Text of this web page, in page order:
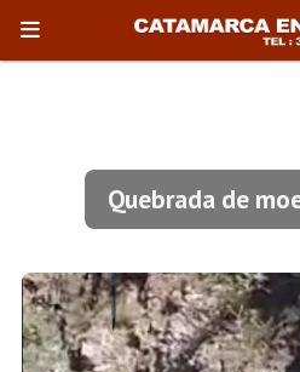
Quebrada de